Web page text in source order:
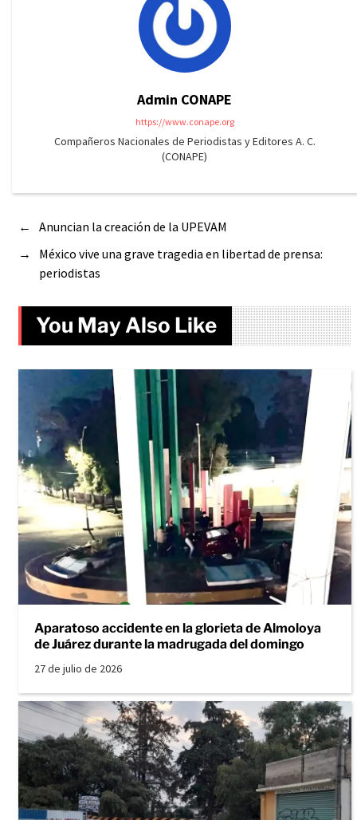
Admin CONAPE
https://www.conape.org
Compañeros Nacionales de Periodistas y Editores A. C.
(CONAPE)
←
Anuncian la creación de la UPEVAM
→
México vive una grave tragedia en libertad de prensa:
periodistas
You May Also Like
Aparatoso accidente en la glorieta de Almoloya
de Juárez durante la madrugada del domingo
27 de julio de 2026